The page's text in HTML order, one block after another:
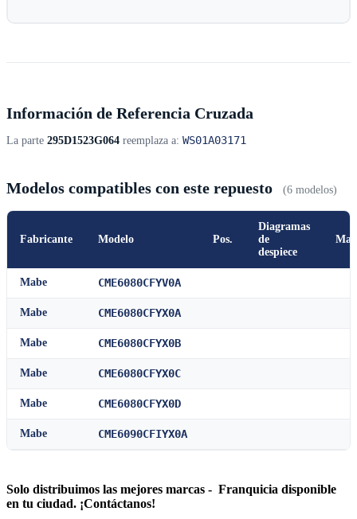
Información de Referencia Cruzada
La parte 295D1523G064 reemplaza a: WS01A03171
Modelos compatibles con este repuesto (6 modelos)
Fabricante Modelo Pos.
Diagramas
de
despiece
Mabe CME6080CFYV0A
Mabe CME6080CFYX0A
Mabe CME6080CFYX0B
Mabe CME6080CFYX0C
Mabe CME6080CFYX0D
Mabe CME6090CFIYX0A
Solo distribuimos las mejores marcas - Franquicia disponible
en tu ciudad. ¡Contáctanos!